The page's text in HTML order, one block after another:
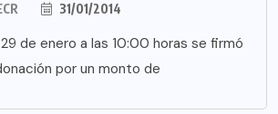
31/01/2014
de enero a las 10:00 horas se firmó
por un monto de